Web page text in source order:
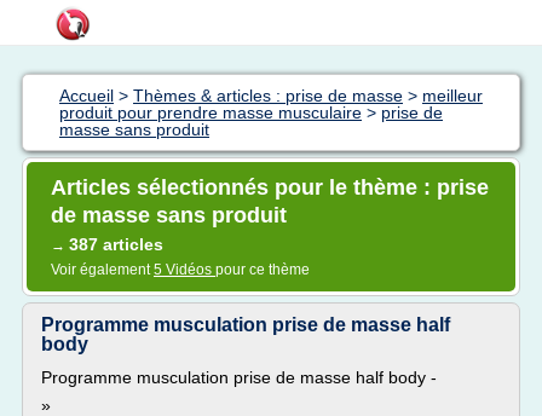
Accueil > Thèmes & articles : prise de masse > meilleur
produit pour prendre masse musculaire > prise de
masse sans produit
Articles sélectionnés pour le thème : prise
de masse sans produit
→ 387 articles
Voir également5 Vidéos pour ce thème
Programme musculation prise de masse half
body
Programme musculation prise de masse half body -
»